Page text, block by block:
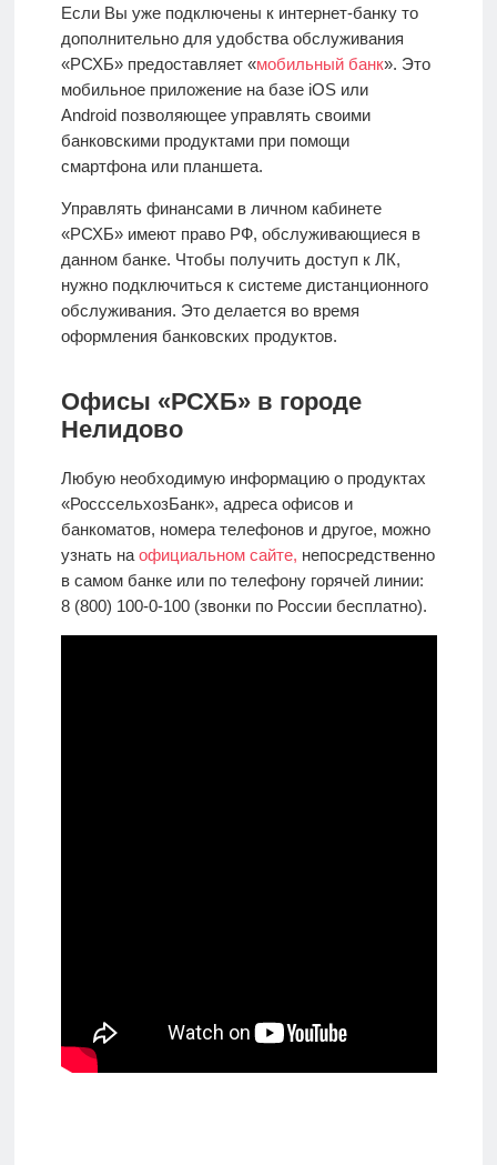
Если Вы уже подключены к интернет-банку то
дополнительно для удобства обслуживания
«РСХБ» предоставляет «мобильный банк». Это
мобильное приложение на базе iOS или
Android позволяющее управлять своими
банковскими продуктами при помощи
смартфона или планшета.
Управлять финансами в личном кабинете
«РСХБ» имеют право РФ, обслуживающиеся в
данном банке. Чтобы получить доступ к ЛК,
нужно подключиться к системе дистанционного
обслуживания. Это делается во время
оформления банковских продуктов.
Офисы «РСХБ» в городе
Нелидово
Любую необходимую информацию о продуктах
«РосссельхозБанк», адреса офисов и
банкоматов, номера телефонов и другое, можно
узнать на официальном сайте, непосредственно
в самом банке или по телефону горячей линии:
8 (800) 100-0-100 (звонки по России бесплатно).